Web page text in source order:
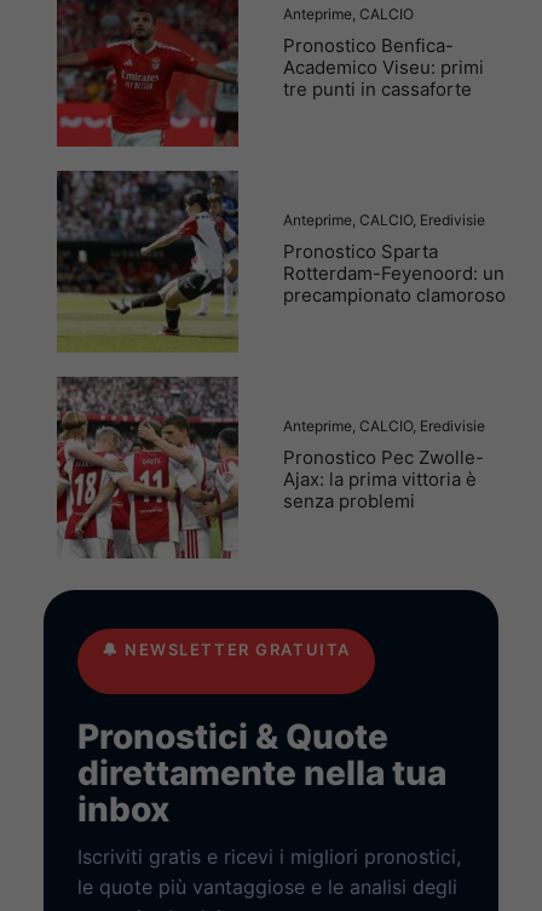
Anteprime, CALCIO
Pronostico Benfica-
Academico Viseu: primi
tre punti in cassaforte
Anteprime, CALCIO, Eredivisie
Pronostico Sparta
Rotterdam-Feyenoord: un
precampionato clamoroso
Anteprime, CALCIO, Eredivisie
Pronostico Pec Zwolle-
Ajax: la prima vittoria è
senza problemi
🔔 NEWSLETTER GRATUITA
Pronostici & Quote
direttamente nella tua
inbox
Iscriviti gratis e ricevi i migliori pronostici,
le quote più vantaggiose e le analisi degli